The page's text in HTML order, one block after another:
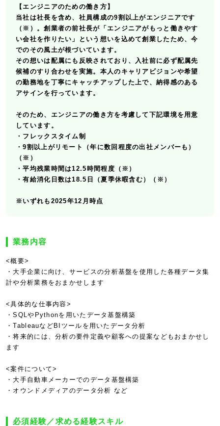
【エンジニアのための働き方】
当社は社長を含め、社員構成の9割以上がエンジニアです
（※）。創業者の前社長が「エンジニアがもっと働きやす
い会社を作りたい」という想いを込めて創業したため、今
でのその風土が根づいています。
その想いは配属にも反映されており、入社前に必ず配属先
候補のすり合わせを実施。本人のキャリアビジョンや希望
の勤務地を丁寧にキャッチアップした上で、納得感のある
アサインを行っています。
そのため、エンジニアの働き方を考慮して下記環境を用意
しています。
・フレックスタイム制
・9割以上がリモート（年に数回程度の出社メンバーも）
（※）
・平均残業時間は12.5時間程度（※）
・有給消化日数は18.5日（夏季休暇含む）（※）
※いずれも2025年12月時点
業務内容
<概要>
・大手企業に向け、サービスの分析基盤を使用した各種データ集
計や分析業務をおまかせします
<具体的な仕事内容>
・SQLやPythonを用いたデータ基盤構築
・TableauなどBIツールを用いたデータ分析
・将来的には、分析の要件定義や顧客への提案などもおまかせし
ます
<案件について>
・大手自動車メーカーでのデータ基盤構築
・オウンドメディアのデータ分析 など
必須経験／求める経験スキル